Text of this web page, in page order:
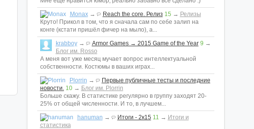
Monax→ Reach the core. Релиз 15 → Релизы
Круто! Прикол в том, что я сначала сам по себе залип на
конге (кстати пришёл фичер на мыло), а...
krabboy→ Armor Games → 2015 Game of the Year 9 →
Блог им. Rosso
А меня вот уже месяц мучает вопрос интеллектуальной
собственности. Костюмы в ваших играх...
Plorrin →
Первые публичные тесты и последние
новости. 10→ Блог им. Plorrin
Больше скажу. В статистике регулярно в группу заходят 20-
25% от общей численности. И то, в лучшем...
hanuman → Итоги - 2к15 11 → Итоги и
статистика